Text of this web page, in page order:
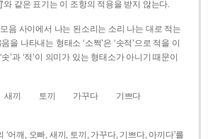
와 같은 표기는 이 조항의 적용을 받지 않는다.
음 사이에서 나는 된소리는 소리 나는 대로 적는
을 나타내는 형태소 ‘소쩍’은 ‘솟적’으로 적을 이
’과 ‘적’이 의미가 있는 형태소가 아니기 때문이
새끼 토끼 가꾸다
기쁘다
‘어깨, 오빠, 새끼, 토끼, 가꾸다, 기쁘다, 아끼다’를